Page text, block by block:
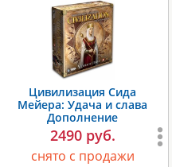
Цивилизация Сида
Мейера: Удача и слава
Дополнение
2490 руб.
снято с продажи